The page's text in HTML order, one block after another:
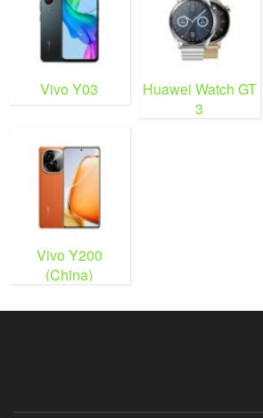
Vivo Y03
Huawei Watch GT
3
Vivo Y200
(China)